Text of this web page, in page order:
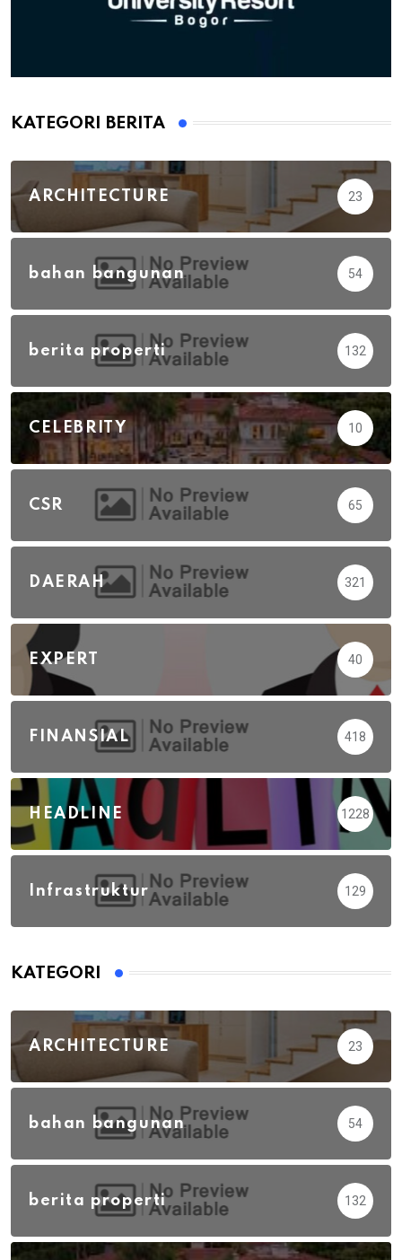
KATEGORI BERITA
ARCHITECTURE 23
bahan bangunan 54
berita properti 132
CELEBRITY 10
CSR 65
DAERAH 321
EXPERT 40
FINANSIAL 418
HEADLINE 1228
Infrastruktur 129
KATEGORI
ARCHITECTURE 23
bahan bangunan 54
berita properti 132